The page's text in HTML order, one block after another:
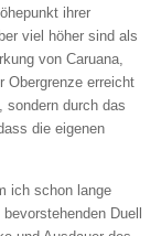
ihrer
viel höher sind als
von Caruana,
Obergrenze erreicht
sondern durch das
die eigenen
ich schon lange
Duell